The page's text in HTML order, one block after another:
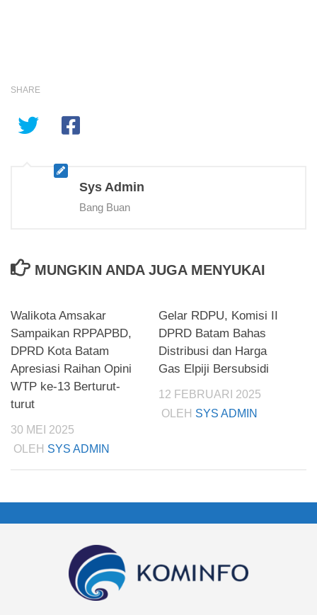
SHARE
Sys Admin
Bang Buan
MUNGKIN ANDA JUGA MENYUKAI
Walikota Amsakar
Sampaikan RPPAPBD,
DPRD Kota Batam
Apresiasi Raihan Opini
WTP ke-13 Berturut-
turut
30 MEI 2025
OLEH SYS ADMIN
Gelar RDPU, Komisi II
DPRD Batam Bahas
Distribusi dan Harga
Gas Elpiji Bersubsidi
12 FEBRUARI 2025
OLEH SYS ADMIN